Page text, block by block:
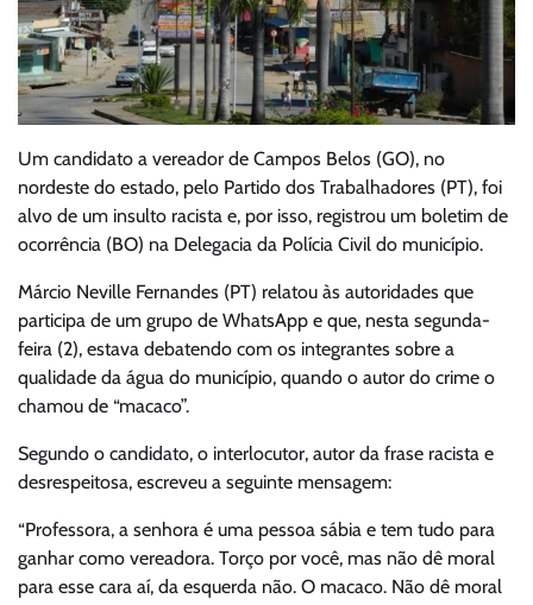
Um candidato a vereador de Campos Belos (GO), no
nordeste do estado, pelo Partido dos Trabalhadores (PT), foi
alvo de um insulto racista e, por isso, registrou um boletim de
ocorrência (BO) na Delegacia da Polícia Civil do município.
Márcio Neville Fernandes (PT) relatou às autoridades que
participa de um grupo de WhatsApp e que, nesta segunda-
feira (2), estava debatendo com os integrantes sobre a
qualidade da água do município, quando o autor do crime o
chamou de “macaco”.
Segundo o candidato, o interlocutor, autor da frase racista e
desrespeitosa, escreveu a seguinte mensagem:
“Professora, a senhora é uma pessoa sábia e tem tudo para
ganhar como vereadora. Torço por você, mas não dê moral
para esse cara aí, da esquerda não. O macaco. Não dê moral